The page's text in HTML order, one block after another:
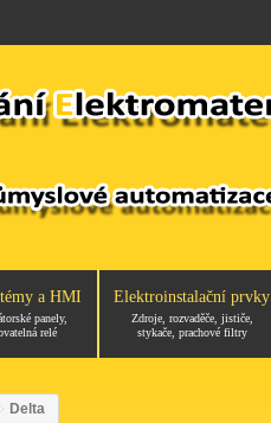
a HMI
panely,
relé
Elektroinstalační prvky
Zdroje, rozvaděče, jističe,
stykače, prachové filtry
Delta